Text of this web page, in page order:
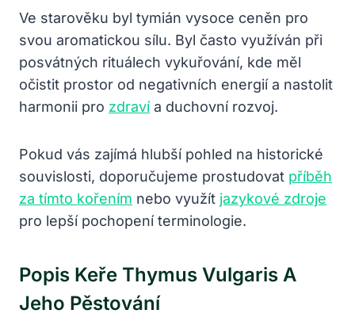
Ve starověku byl tymián vysoce ceněn pro
svou aromatickou sílu. Byl často využíván při
posvátných rituálech vykuřování, kde měl
očistit prostor od negativních energií a nastolit
harmonii pro zdravía duchovní rozvoj.
Pokud vás zajímá hlubší pohled na historické
souvislosti, doporučujeme prostudovat příběh
za tímto kořením nebo využít jazykové zdroje
pro lepší pochopení terminologie.
Popis Keře Thymus Vulgaris A
Jeho Pěstování